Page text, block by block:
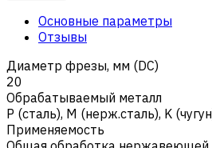
Основные параметры
Отзывы
Диаметр фрезы, мм (DC)
20
Обрабатываемый металл
Р (сталь), M (нерж.сталь), K
Применяемость